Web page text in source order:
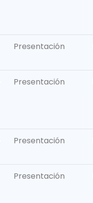
Presentación
Presentación
Presentación
Presentación